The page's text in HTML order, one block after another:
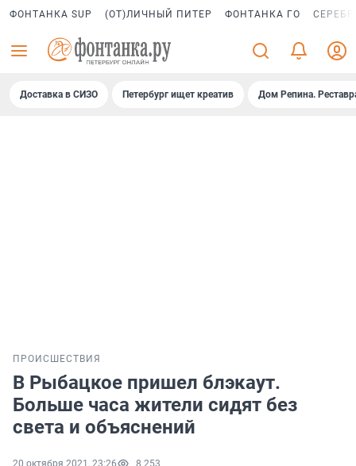
ФОНТАНКА SUP (ОТ)ЛИЧНЫЙ ПИТЕР ФОНТАНКА ГО
Доставка в СИЗО Петербург ищет креатив Дом Репина.
ПРОИСШЕСТВИЯ
В Рыбацкое пришел блэкаут.
Больше часа жители сидят без
света и объяснений
20 октября 2021, 23:26 8 253